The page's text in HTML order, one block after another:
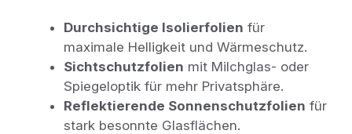
Durchsichtige Isolierfolien für
maximale Helligkeit und Wärmeschutz.
Sichtschutzfolien mit Milchglas- oder
Spiegeloptik für mehr Privatsphäre.
Reflektierende Sonnenschutzfolien für
stark besonnte Glasflächen.